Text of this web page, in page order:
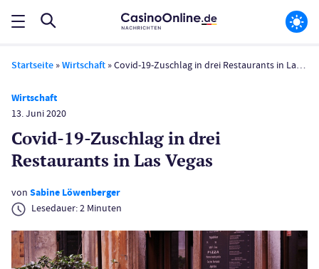
Startseite »Wirtschaft »Covid-19-Zuschlag in drei Restaurants in Las Vegas
Wirtschaft
13. Juni 2020
Covid-19-Zuschlag in drei
Restaurants in Las Vegas
von Sabine Löwenberger
Lesedauer:2 Minuten